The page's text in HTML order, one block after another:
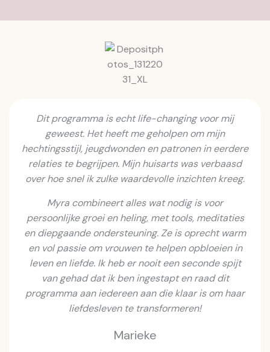
Dit programma is echt life-changing voor mij
geweest. Het heeft me geholpen om mijn
hechtingsstijl, jeugdwonden en patronen in eerdere
relaties te begrijpen. Mijn huisarts was verbaasd
over hoe snel ik zulke waardevolle inzichten kreeg.
Myra combineert alles wat nodig is voor
persoonlijke groei en heling, met tools, meditaties
en diepgaande ondersteuning. Ze is oprecht warm
en vol passie om vrouwen te helpen opbloeien in
leven en liefde. Ik heb er nooit een seconde spijt
van gehad dat ik ben ingestapt en raad dit
programma aan iedereen aan die klaar is om haar
liefdesleven te transformeren!
Marieke